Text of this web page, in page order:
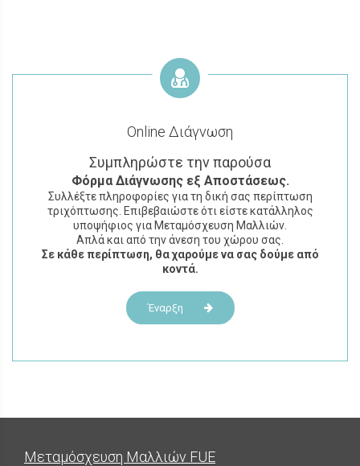
Online Διάγνωση
Συμπληρώστε την παρούσα
Φόρμα Διάγνωσης εξ Αποστάσεως.
Συλλέξτε πληροφορίες για τη δική σας περίπτωση
τριχόπτωσης. Επιβεβαιώστε ότι είστε κατάλληλος
υποψήφιος για Μεταμόσχευση Μαλλιών.
Απλά και από την άνεση του χώρου σας.
Σε κάθε περίπτωση, θα χαρούμε να σας δούμε από
κοντά.
Έναρξη
Μεταμόσχευση Μαλλιών FUE